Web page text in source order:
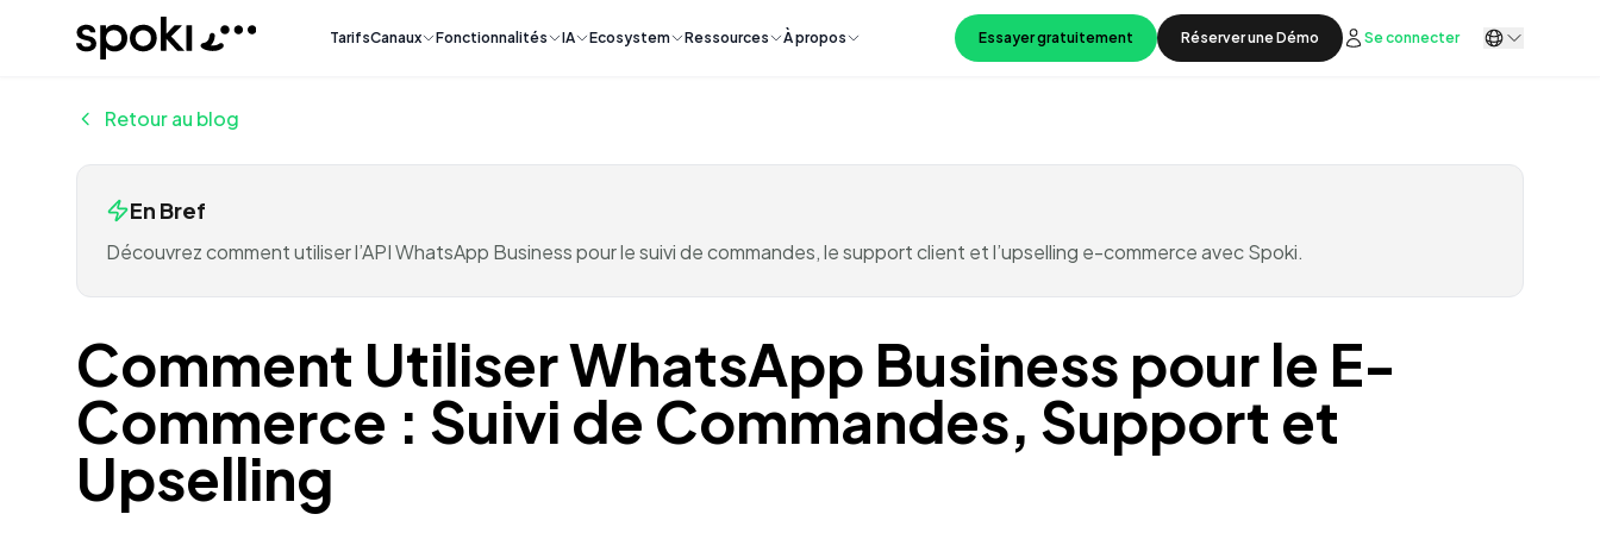
Spoki TarifsCanaux Fonctionnalités IA Ecosystem Ressources À propos Essayer gratuitement Réserver une Démo Se connecter
Retour au blog
En Bref
Découvrez comment utiliser l’API WhatsApp Business pour le suivi de commandes, le support client et l’upselling e-commerce avec Spoki.
Comment Utiliser WhatsApp Business pour le E-
Commerce : Suivi de Commandes, Support et
Upselling